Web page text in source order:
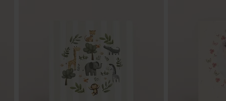
Dragées baptême lentilles roses 1 kg (±
Tube à bulles